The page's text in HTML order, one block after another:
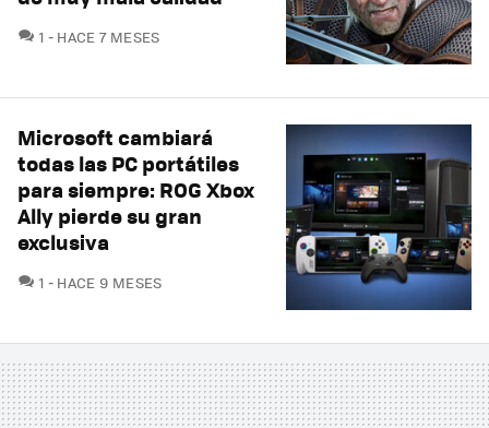
1 COMENTARIOS
HACE 7 MESES
Microsoft cambiará
todas las PC portátiles
para siempre: ROG Xbox
Ally pierde su gran
exclusiva
1 COMENTARIOS
HACE 9 MESES